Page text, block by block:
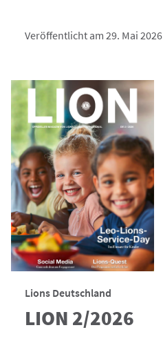
Veröffentlicht am 29. Mai 2026
Lions Deutschland
LION 2/2026